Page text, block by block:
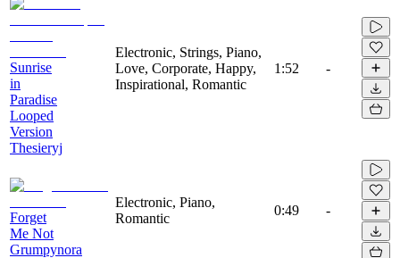
Sunrise
in
Paradise
Looped
Version
Thesieryj
Electronic, Strings, Piano,
Love, Corporate, Happy,
Inspirational, Romantic
1:52 -
Forget
Me Not
Grumpynora
Electronic, Piano,
Romantic
0:49 -